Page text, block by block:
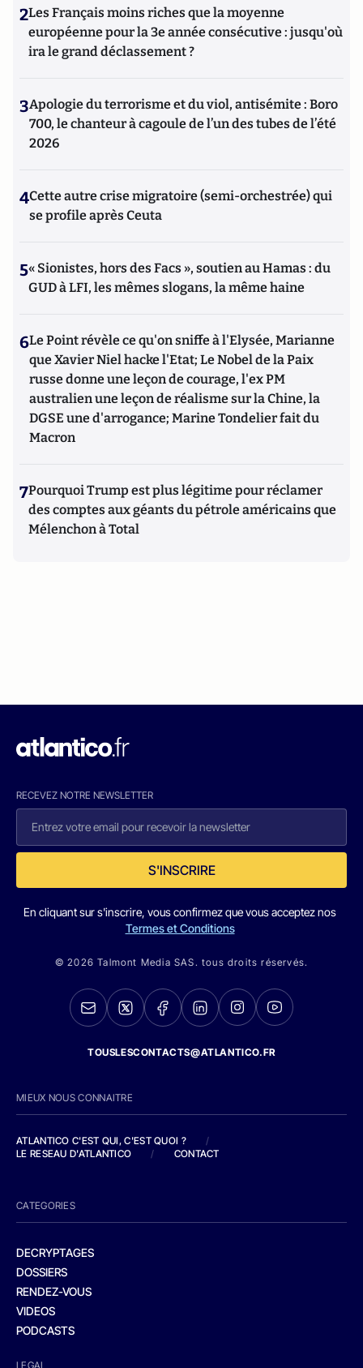
2Les Français moins riches que la moyenne
européenne pour la 3e année consécutive : jusqu'où
ira le grand déclassement ?
3Apologie du terrorisme et du viol, antisémite : Boro
700, le chanteur à cagoule de l’un des tubes de l’été
2026
4Cette autre crise migratoire (semi-orchestrée) qui
se profile après Ceuta
5« Sionistes, hors des Facs », soutien au Hamas : du
GUD à LFI, les mêmes slogans, la même haine
6Le Point révèle ce qu'on sniffe à l'Elysée, Marianne
que Xavier Niel hacke l'Etat; Le Nobel de la Paix
russe donne une leçon de courage, l'ex PM
australien une leçon de réalisme sur la Chine, la
DGSE une d'arrogance; Marine Tondelier fait du
Macron
7Pourquoi Trump est plus légitime pour réclamer
des comptes aux géants du pétrole américains que
Mélenchon à Total
RECEVEZ NOTRE NEWSLETTER
S'INSCRIRE
En cliquant sur s'inscrire, vous confirmez que vous acceptez nos
Termes et Conditions
© 2026 Talmont Media SAS. tous droits réservés.
TOUSLESCONTACTS@ATLANTICO.FR
MIEUX NOUS CONNAITRE
ATLANTICO C'EST QUI, C'EST QUOI ?
/
LE RESEAU D'ATLANTICO
/ CONTACT
CATEGORIES
DECRYPTAGES
DOSSIERS
RENDEZ-VOUS
VIDEOS
PODCASTS
LEGAL